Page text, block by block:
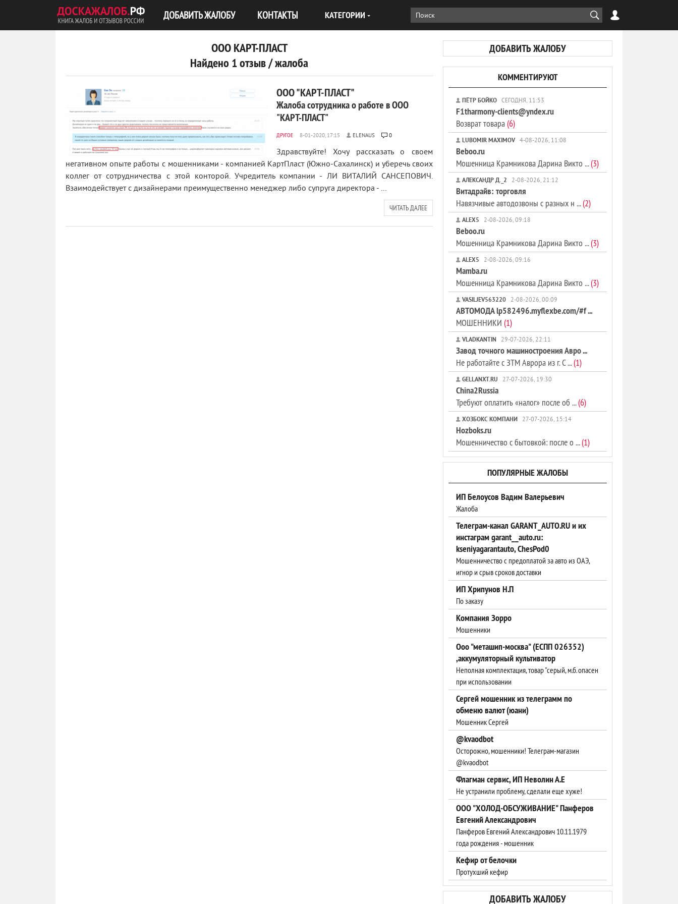
ДОБАВИТЬ ЖАЛОБУ КОНТАКТЫ КАТЕГОРИИ
ДОБАВИТЬ ЖАЛОБУ
ООО КАРТ-ПЛАСТ
Найдено 1 отзыв / жалоба
0
ООО "КАРТ-ПЛАСТ"
Жалоба сотрудника о работе в ООО
"КАРТ-ПЛАСТ"
ДРУГОЕ ELENAUS 0
Здравствуйте! Хочу рассказать о своем
негативном опыте работы с мошенниками - компанией КартПласт (Южно-Сахалинск) и уберечь своих
коллег от сотрудничества с этой конторой. Учредитель компании - ЛИ ВИТАЛИЙ САНСЕПОВИЧ.
Взаимодействует с дизайнерами преимущественно менеджер либо супруга директора - ...
ЧИТАТЬ ДАЛЕЕ
КОММЕНТИРУЮТ
ПЁТР БОЙКО СЕГОДНЯ, 11:53
F1tharmony-clients@yndex.ru
Возврат товара(6)
LUBOMIR MAXIMOV 4-08-2026, 11:08
Beboo.ru
Мошенница Крамникова Дарина Викто ...(3)
АЛЕКСАНДР Д._2 2-08-2026, 21:12
Витадрайв: торговля
Навязчивые автодозвоны с разных н ...(2)
ALEX5 2-08-2026, 09:18
Beboo.ru
Мошенница Крамникова Дарина Викто ...(3)
ALEX5 2-08-2026, 09:16
Mamba.ru
Мошенница Крамникова Дарина Викто ...(3)
VASILJEV563220 2-08-2026, 00:09
АВТОМОДА lp582496.myflexbe.com/#f ...
МОШЕННИКИ (1)
VLADKANTIN 29-07-2026, 22:11
Завод точного машиностроения Авро ...
Не работайте с ЗТМ Аврора из г. С ...(1)
GELLANXT.RU 27-07-2026, 19:30
China2Russia
Требуют оплатить «налог» после об ...(6)
ХОЗБОКС КОМПАНИ 27-07-2026, 15:14
Hozboks.ru
Мошенничество с бытовкой: после о ...(1)
ПОПУЛЯРНЫЕ ЖАЛОБЫ
ИП Белоусов Вадим Валерьевич
Жалоба
Телеграм-канал GARANT_AUTO.RU и их
инстаграм garant__auto.ru:
kseniyagarantauto, ChesPod0
Мошенничество с предоплатой за авто из ОАЭ,
игнор и срыв сроков доставки
ИП Хрипунов Н.П
По заказу
Компания Зорро
Мошенники
Ооо "меташип-москва" (ЕСПП 026352)
,аккумуляторный культиватор
Неполная комплектация, товар "серый, м.б. опасен
при использовании
Сергей мошенник из телеграмм по
обменю валют (юани)
Мошенник Сергей
@kvaodbot
Осторожно, мошенники! Телеграм-магазин
@kvaodbot
Флагман сервис, ИП Неволин А.Е
Не устранили проблему, сделали еще хуже!
ООО "ХОЛОД-ОБСУЖИВАНИЕ" Панферов
Евгений Александрович
Панферов Евгений Александрович 10.11.1979
года рождения - мошенник
Кефир от белочки
Протухший кефир
ДОБАВИТЬ ЖАЛОБУ